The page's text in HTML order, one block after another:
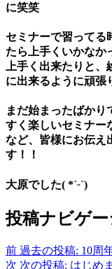
に笑笑
セミナーで習ってる
たら上手くいかなか
上手く出来たりと
に出来るように頑張
まだ始まったばかり
すく楽しいセミナー
など、皆様にお伝え
す！！
大原でした( *ˊᵕˋ)
投稿ナビゲ
前 過去の投稿: 10周
次 次の投稿: はじめ